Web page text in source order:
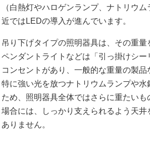
（白熱灯やハロゲンランプ、ナトリウ
近ではLEDの導入が進んでいます。
吊り下げタイプの照明器具は、その重
ペンダントライトなどは「引っ掛けシ
コンセントがあり、一般的な重量の製
特に強い光を放つナトリウムランプや
ため、照明器具全体ではさらに重たい
場合には、しっかり支えられるよう天
ありません。